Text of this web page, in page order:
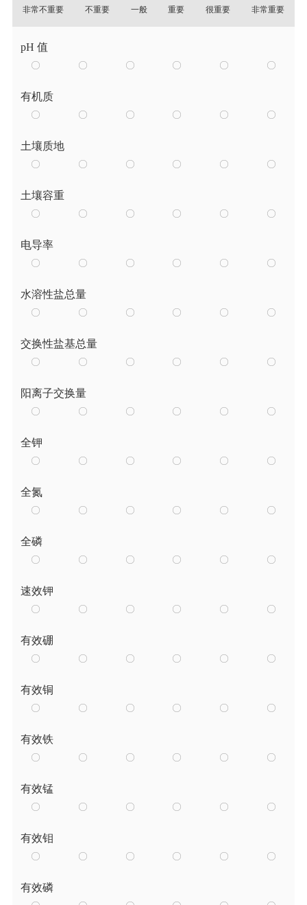
非常不重要 不重要 一般 重要 很重要 非常重要
pH 值
有机质
土壤质地
土壤容重
电导率
水溶性盐总量
交换性盐基总量
阳离子交换量
全钾
全氮
全磷
速效钾
有效硼
有效铜
有效铁
有效锰
有效钼
有效磷